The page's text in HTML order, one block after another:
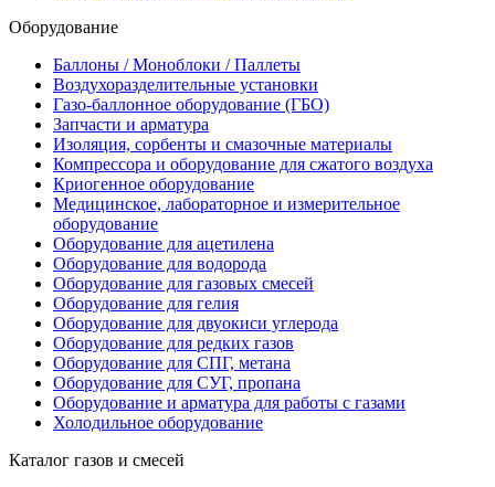
Оборудование
Баллоны / Моноблоки / Паллеты
Воздухоразделительные установки
Газо-баллонное оборудование (ГБО)
Запчасти и арматура
Изоляция, сорбенты и смазочные материалы
Компрессора и оборудование для сжатого воздуха
Криогенное оборудование
Медицинское, лабораторное и измерительное
оборудование
Оборудование для ацетилена
Оборудование для водорода
Оборудование для газовых смесей
Оборудование для гелия
Оборудование для двуокиси углерода
Оборудование для редких газов
Оборудование для СПГ, метана
Оборудование для СУГ, пропана
Оборудование и арматура для работы с газами
Холодильное оборудование
Каталог газов и смесей